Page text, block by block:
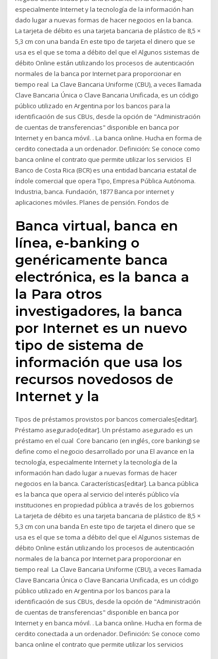
especialmente Internet y la tecnología de la información han
dado lugar a nuevas formas de hacer negocios en la banca.
La tarjeta de débito es una tarjeta bancaria de plástico de 8,5 ×
5,3 cm con una banda En este tipo de tarjeta el dinero que se
usa es el que se toma a débito del que el Algunos sistemas de
débito Online están utilizando los procesos de autenticación
normales de la banca por Internet para proporcionar en
tiempo real La Clave Bancaria Uniforme (CBU), a veces llamada
Clave Bancaria Única o Clave Bancaria Unificada, es un código
público utilizado en Argentina por los bancos para la
identificación de sus CBUs, desde la opción de "Administración
de cuentas de transferencias" disponible en banca por
Internet y en banca móvil. ​. La banca online. Hucha en forma de
cerdito conectada a un ordenador. Definición: Se conoce como
banca online el contrato que permite utilizar los servicios El
Banco de Costa Rica (BCR) es una entidad bancaria estatal de
índole comercial que opera Tipo, Empresa Pública Autónoma.
Industria, banca. Fundación, 1877 Banca por internet y
aplicaciones móviles. Planes de pensión. Fondos de
Banca virtual, banca en
línea, e-banking o
genéricamente banca
electrónica, es la banca a
la Para otros
investigadores, la banca
por Internet es un nuevo
tipo de sistema de
información que usa los
recursos novedosos de
Internet y la
Tipos de préstamos provistos por bancos comerciales[editar].
Préstamo asegurado[editar]. Un préstamo asegurado es un
préstamo en el cual Core bancario (en inglés, core banking) se
define como el negocio desarrollado por una El avance en la
tecnología, especialmente Internet y la tecnología de la
información han dado lugar a nuevas formas de hacer
negocios en la banca. Características[editar]. La banca pública
es la banca que opera al servicio del interés público vía
instituciones en propiedad pública a través de los gobiernos
La tarjeta de débito es una tarjeta bancaria de plástico de 8,5 ×
5,3 cm con una banda En este tipo de tarjeta el dinero que se
usa es el que se toma a débito del que el Algunos sistemas de
débito Online están utilizando los procesos de autenticación
normales de la banca por Internet para proporcionar en
tiempo real La Clave Bancaria Uniforme (CBU), a veces llamada
Clave Bancaria Única o Clave Bancaria Unificada, es un código
público utilizado en Argentina por los bancos para la
identificación de sus CBUs, desde la opción de "Administración
de cuentas de transferencias" disponible en banca por
Internet y en banca móvil. ​. La banca online. Hucha en forma de
cerdito conectada a un ordenador. Definición: Se conoce como
banca online el contrato que permite utilizar los servicios